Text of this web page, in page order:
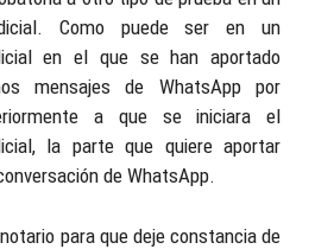
Como puede ser en un
en el que se han aportado
mensajes de WhatsApp por
a que se iniciara el
la parte que quiere aportar
de WhatsApp.
para que deje constancia de